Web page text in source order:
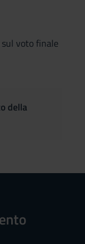
voto finale
della